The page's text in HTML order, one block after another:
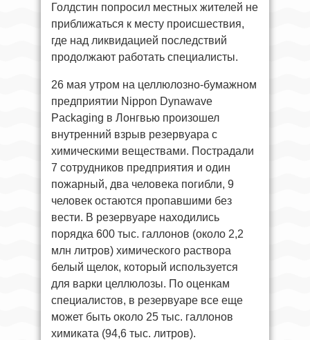
Голдстин попросил местных жителей не
приближаться к месту происшествия,
где над ликвидацией последствий
продолжают работать специалисты.
26 мая утром на целлюлозно-бумажном
предприятии Nippon Dynawave
Packaging в Лонгвью произошел
внутренний взрыв резервуара с
химическими веществами. Пострадали
7 сотрудников предприятия и один
пожарный, два человека погибли, 9
человек остаются пропавшими без
вести. В резервуаре находились
порядка 600 тыс. галлонов (около 2,2
млн литров) химического раствора
белый щелок, который используется
для варки целлюлозы. По оценкам
специалистов, в резервуаре все еще
может быть около 25 тыс. галлонов
химиката (94,6 тыс. литров).